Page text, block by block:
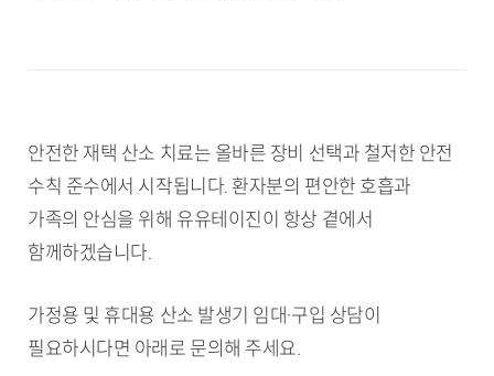
안전한 재택 산소 치료는 올바른 장비 선택과 철저한 안전
수칙 준수에서 시작됩니다. 환자분의 편안한 호흡과
가족의 안심을 위해 유유테이진이 항상 곁에서
함께하겠습니다.
가정용 및 휴대용 산소 발생기 임대·구입 상담이
필요하시다면 아래로 문의해 주세요.